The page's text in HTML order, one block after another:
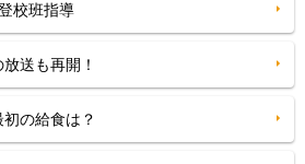
校班指導
送も再開！
の給食は？